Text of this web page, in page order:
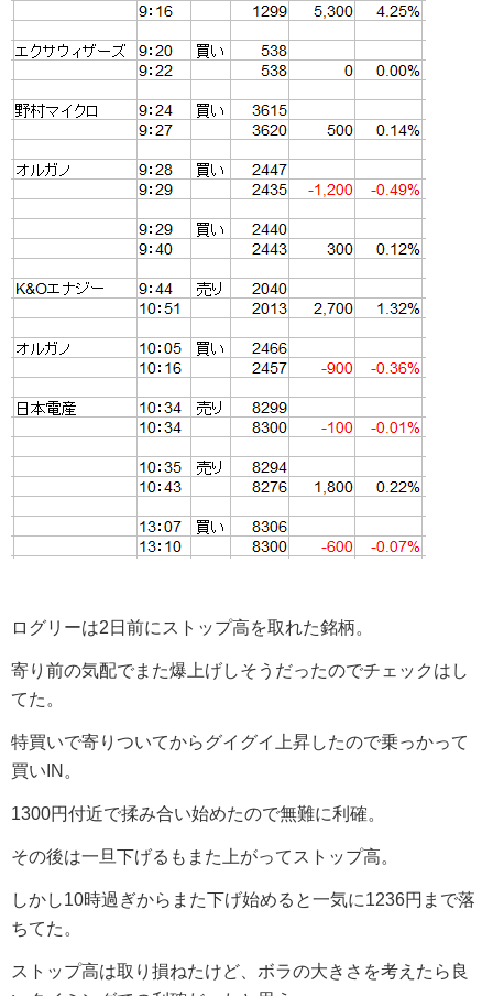
ログリーは2日前にストップ高を取れた銘柄。
寄り前の気配でまた爆上げしそうだったのでチェックはし
てた。
特買いで寄りついてからグイグイ上昇したので乗っかって
買いIN。
1300円付近で揉み合い始めたので無難に利確。
その後は一旦下げるもまた上がってストップ高。
しかし10時過ぎからまた下げ始めると一気に1236円まで落
ちてた。
ストップ高は取り損ねたけど、ボラの大きさを考えたら良